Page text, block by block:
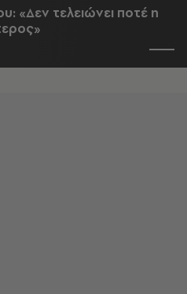
«Δεν τελειώνει ποτέ η